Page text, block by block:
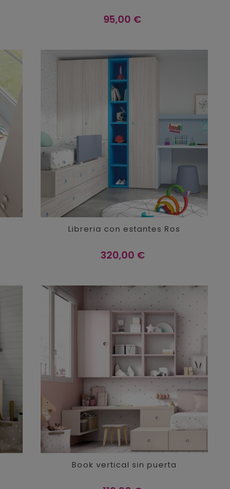
Precio
95,00 €
Libreria con estantes Ros
Precio
320,00 €
Book vertical sin puerta